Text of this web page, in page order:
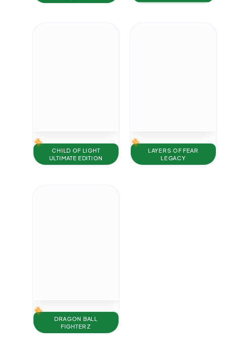
CHILD OF LIGHT
ULTIMATE EDITION
LAYERS OF FEAR
LEGACY
DRAGON BALL
FIGHTERZ